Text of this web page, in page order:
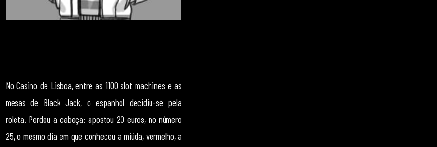
No Casino de Lisboa, entre as 1100 slot machines e as
mesas de Black Jack, o espanhol decidiu-se pela
roleta. Perdeu a cabeça: apostou 20 euros, no número
25, o mesmo dia em que conheceu a miúda, vermelho, a